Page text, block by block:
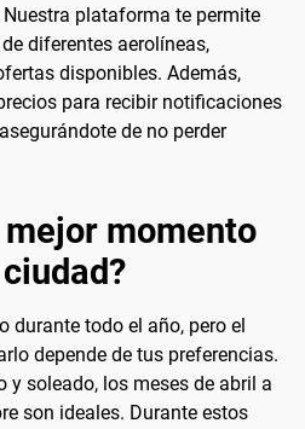
plataforma te permite
diferentes aerolíneas,
disponibles. Además,
para recibir notificaciones
de no perder
mejor momento
durante todo el año, pero el
depende de tus preferencias.
y soleado, los meses de abril a
son ideales. Durante estos